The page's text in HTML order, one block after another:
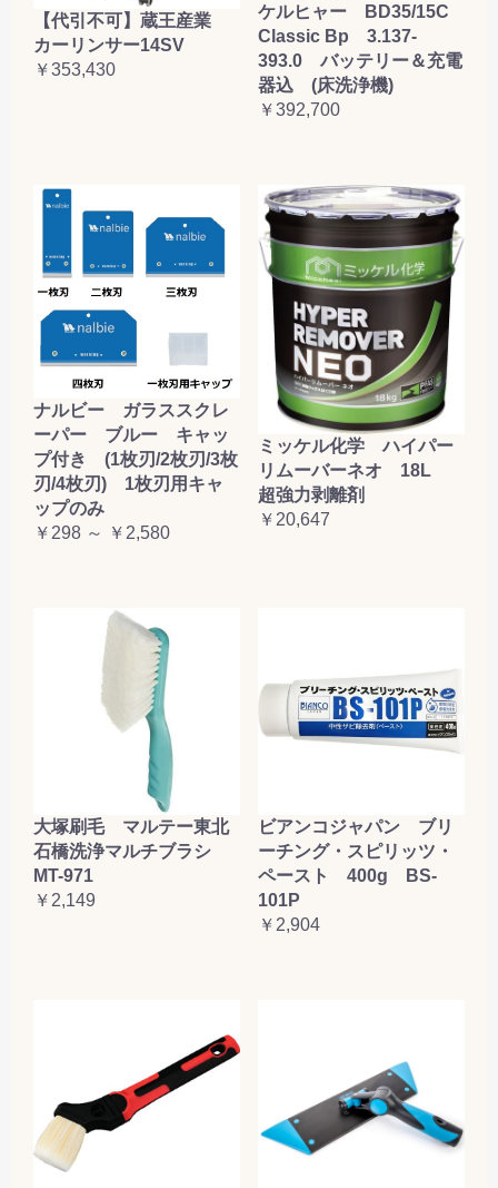
【代引不可】蔵王産業
カーリンサー14SV
￥353,430
ケルヒャー BD35/15C
Classic Bp 3.137-
393.0 バッテリー＆充電
器込 (床洗浄機)
￥392,700
ナルビー ガラススクレ
ーパー ブルー キャッ
プ付き (1枚刃/2枚刃/3枚
刃/4枚刃) 1枚刃用キャ
ップのみ
￥298 ～ ￥2,580
ミッケル化学 ハイパー
リムーバーネオ 18L
超強力剥離剤
￥20,647
大塚刷毛 マルテー東北
石橋洗浄マルチブラシ
MT-971
￥2,149
ビアンコジャパン ブリ
ーチング・スピリッツ・
ペースト 400g BS-
101P
￥2,904